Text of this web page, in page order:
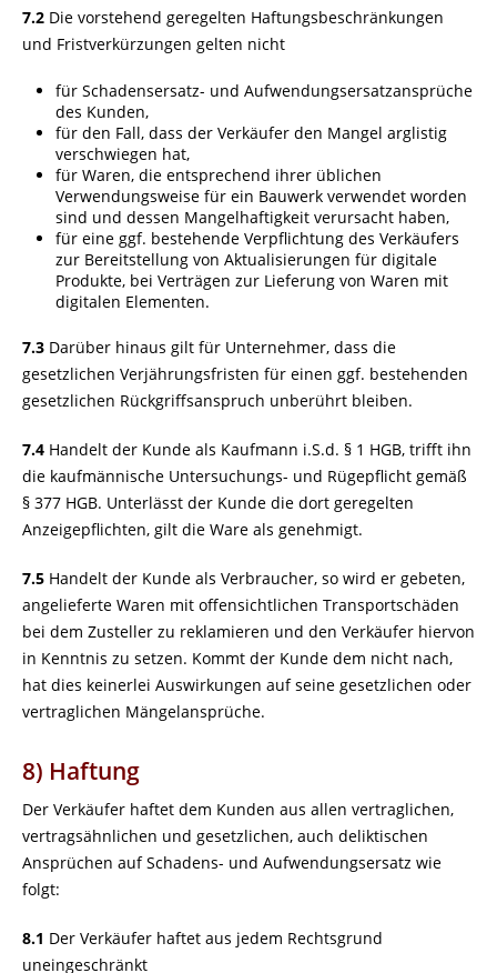
7.2 Die vorstehend geregelten Haftungsbeschränkungen
und Fristverkürzungen gelten nicht
für Schadensersatz- und Aufwendungsersatzansprüche
des Kunden,
für den Fall, dass der Verkäufer den Mangel arglistig
verschwiegen hat,
für Waren, die entsprechend ihrer üblichen
Verwendungsweise für ein Bauwerk verwendet worden
sind und dessen Mangelhaftigkeit verursacht haben,
für eine ggf. bestehende Verpflichtung des Verkäufers
zur Bereitstellung von Aktualisierungen für digitale
Produkte, bei Verträgen zur Lieferung von Waren mit
digitalen Elementen.
7.3 Darüber hinaus gilt für Unternehmer, dass die
gesetzlichen Verjährungsfristen für einen ggf. bestehenden
gesetzlichen Rückgriffsanspruch unberührt bleiben.
7.4 Handelt der Kunde als Kaufmann i.S.d. § 1 HGB, trifft ihn
die kaufmännische Untersuchungs- und Rügepflicht gemäß
§ 377 HGB. Unterlässt der Kunde die dort geregelten
Anzeigepflichten, gilt die Ware als genehmigt.
7.5 Handelt der Kunde als Verbraucher, so wird er gebeten,
angelieferte Waren mit offensichtlichen Transportschäden
bei dem Zusteller zu reklamieren und den Verkäufer hiervon
in Kenntnis zu setzen. Kommt der Kunde dem nicht nach,
hat dies keinerlei Auswirkungen auf seine gesetzlichen oder
vertraglichen Mängelansprüche.
8) Haftung
Der Verkäufer haftet dem Kunden aus allen vertraglichen,
vertragsähnlichen und gesetzlichen, auch deliktischen
Ansprüchen auf Schadens- und Aufwendungsersatz wie
folgt:
8.1 Der Verkäufer haftet aus jedem Rechtsgrund
uneingeschränkt